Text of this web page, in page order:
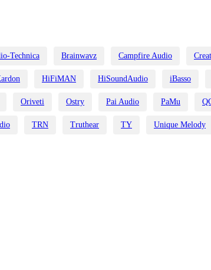
Technica Brainwavz Campfire Audio
HiFiMAN HiSoundAudio iBasso
Oriveti Ostry Pai Audio PaMu
TRN Truthear TY Unique Melody